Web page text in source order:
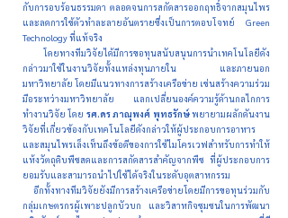
กับการอบร้อนธรรมดา ตลอดจนการสกัดสารออกฤทธิ์จากสมุนไพร
และลดการใช้ตัวทำละลายอันตรายซึ่งเป็นการตอบโจทย์ Green
Technology ที่แท้จริง
โดยทางทีมวิจัยได้มีการขอทุนสนับสนุนการนำเทคโนโลยีดัง
กล่าวมาใช้ในงานวิจัยทั้งแหล่งทุนภายใน และภายนอก
มหาวิทยาลัย โดยมีแนวทางการสร้างเครือข่าย เช่นสร้างความร่วม
มือระหว่างมหาวิทยาลัย แลกเปลี่ยนองค์ความรู้ด้านกลไกการ
ทำงานวิจัย โดย รศ.ดร ภาณุพงศ์ พุทธรักษ์พยายามผลักดันงาน
วิจัยที่เกี่ยวข้องกับเทคโนโลยีดังกล่าวให้ผู้ประกอบการอาหาร
และสมุนไพรเล็งเห็นถึงข้อดีของการใช้ไมโครเวฟสำหรับการทำให้
แห้งวัตถุดิบพืชสดและการสกัดสารสำคัญจากพืช ที่ผู้ประกอบการ
ยอมรับและสามารถนำไปใช้ได้จริงในระดับอุตสาหกรรม
อีกทั้งทางทีมวิจัยยังมีการสร้างเครือข่ายโดยมีการขอทุนร่วมกับ
กลุ่มเกษตรกรผู้เพาะปลูกบัวบก และวิสาหกิจชุมชนในการพัฒนา